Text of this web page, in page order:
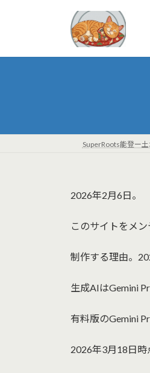
プ
動
SuperRoots能登ー
2026年2月6日。
このサイトをメ
制作する理由。
生成AIはGemini
有料版のGemini
2026年3月18日時